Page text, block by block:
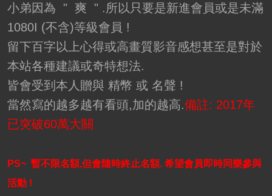
小弟因為 " 爽 " .所以只要是新進會員或是未滿
1080I (不含)等級會員 !
留下百字以上心得或高畫質影音感想甚至是對於
本站各種建議或奇特想法.
皆會受到本人贈與 精幣 或 名聲 !
當然寫的越多越有看頭,加的越高.備註: 2017年
已突破60萬大關
PS~ 暫不限名額,但會隨時終止名額. 希望會員即時同樂參與
活動 !